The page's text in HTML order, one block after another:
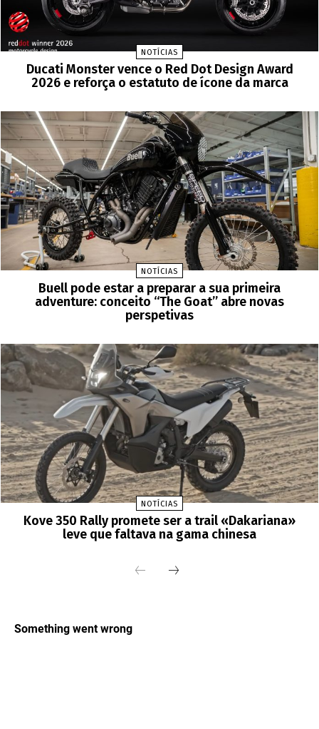
NOTÍCIAS
Ducati Monster vence o Red Dot Design Award
2026 e reforça o estatuto de ícone da marca
NOTÍCIAS
Buell pode estar a preparar a sua primeira
adventure: conceito “The Goat” abre novas
perspetivas
NOTÍCIAS
Kove 350 Rally promete ser a trail «Dakariana»
leve que faltava na gama chinesa